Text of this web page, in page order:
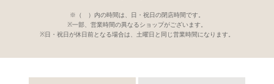
※（ ）内の時間は、日・祝日の閉店時間です。
※一部、営業時間の異なるショップがございます。
※日・祝日が休日前となる場合は、土曜日と同じ営業時間になります。